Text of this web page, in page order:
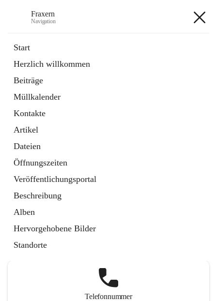
Fraxern
Navigation
Start
Herzlich willkommen
Beiträge
Müllkalender
Kontakte
Artikel
Dateien
Öffnungszeiten
Veröffentlichungsportal
Beschreibung
Alben
Hervorgehobene Bilder
Standorte
Ordner
in
Tab
Formulare
Artikel
öffnet
in
neuem
Tab
Telefonnummer